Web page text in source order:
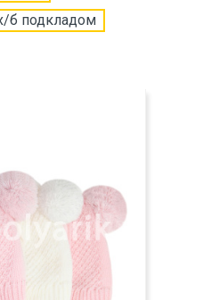
б подкладом